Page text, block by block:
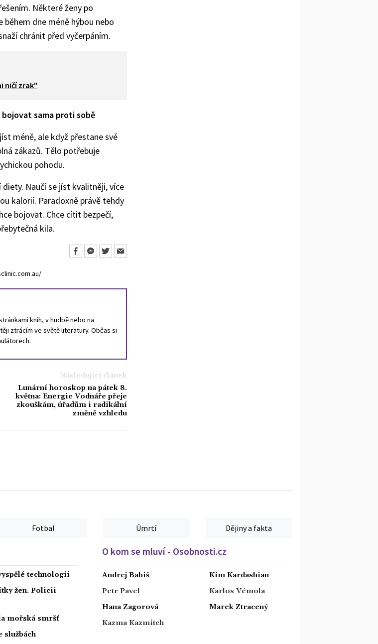
Některé ženy po
dne méně hýbou nebo
chránit před vyčerpáním.
ničí zrak"
sama proti sobě
méně, ale když přestane své
zákazů. Tělo potřebuje
pohodu.
Naučí se jíst kvalitněji, více
kalorií. Paradoxně právě tehdy
bojovat. Chce cítit bezpečí,
kila.
knih, v hudbě nebo na
ztrácím ve světě literatury. Občas si
Následující článek
Lunární horoskop na pátek 8.
května: Energie Vodnáře přeje
zkouškám, úřadům i radikální
změně vzhledu
Fotbal Úmrtí Dějiny a fakta
technologii
žen. Policii
mořská smršť
službách
O kom se mluví - Osobnosti.cz
Andrej Babiš
Petr Pavel
Hana Zagorová
Kazma Kazmitch
Kim Kardashian
Karlos Vémola
Marek Ztracený